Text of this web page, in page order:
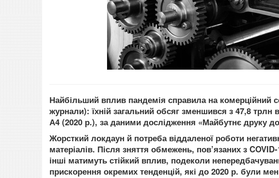
Найбільший вплив пандемія справила на комерційний
журнали):їхній загальний обсяг зменшився з 47,8 трлн
А4 (2020 р.), за даними дослідження «Майбутнє друку
Жорсткий локдаун й потреба віддаленої роботи
матеріалів. Після зняття обмежень, пов’язаних з
інші матимуть стійкий вплив, подеколи
прискорення окремих тенденцій, які до 2020 р. були